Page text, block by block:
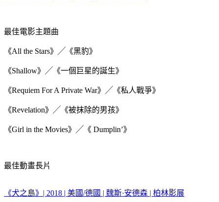
最佳電影主題曲
《All the Stars》╱《黑豹》
《Shallow》╱《一個巨星的誕生》
《Requiem For A Private War》╱《私人戰爭》
《Revelation》╱《被抹除的男孩》
《Girl in the Movies》╱《 Dumplin’》
最佳動畫長片
《犬之島》| 2018 | 美國/德國 | 魏斯·安德森 | 柏林影展